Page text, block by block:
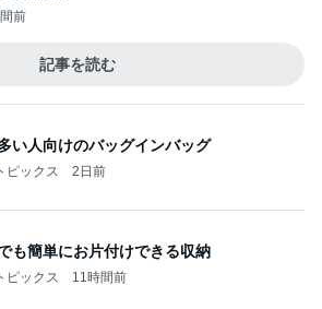
前
記事を読む
い人向けのバッグインバッグ
ピックス 2日前
も簡単にお片付けできる収納
ピックス 11時間前